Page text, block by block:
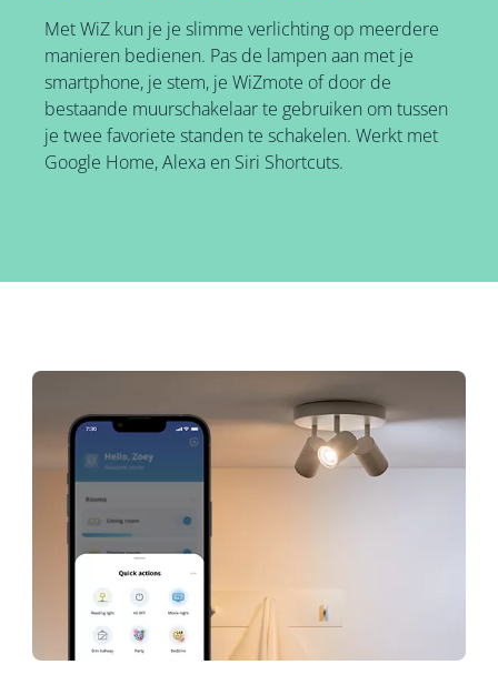
Met WiZ kun je je slimme verlichting op meerdere
manieren bedienen. Pas de lampen aan met je
smartphone, je stem, je WiZmote of door de
bestaande muurschakelaar te gebruiken om tussen
je twee favoriete standen te schakelen. Werkt met
Google Home, Alexa en Siri Shortcuts.